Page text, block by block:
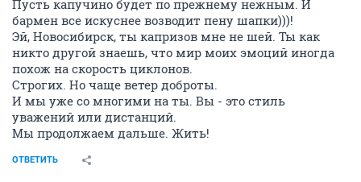
Пусть капучино будет по прежнему нежным. И
бармен все искуснее возводит пену шапки)))!
Эй, Новосибирск, ты капризов мне не шей. Ты как
никто другой знаешь, что мир моих эмоций иногда
похож на скорость циклонов.
Строгих. Но чаще ветер доброты.
И мы уже со многими на ты. Вы - это стиль
уважений или дистанций.
Мы продолжаем дальше. Жить!
ОТВЕТИТЬ